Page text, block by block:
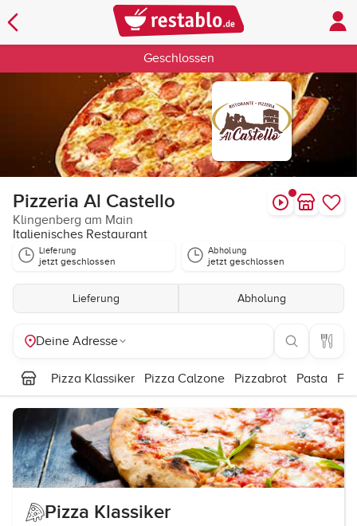
Geschlossen
Pizzeria Al Castello
Klingenberg am Main
Italienisches Restaurant
Lieferung
jetzt geschlossen
Abholung
jetzt geschlossen
Lieferung Abholung
Deine Adresse
Pizza Klassiker Pizza Calzone Pizzabrot Pasta
Pizza Klassiker